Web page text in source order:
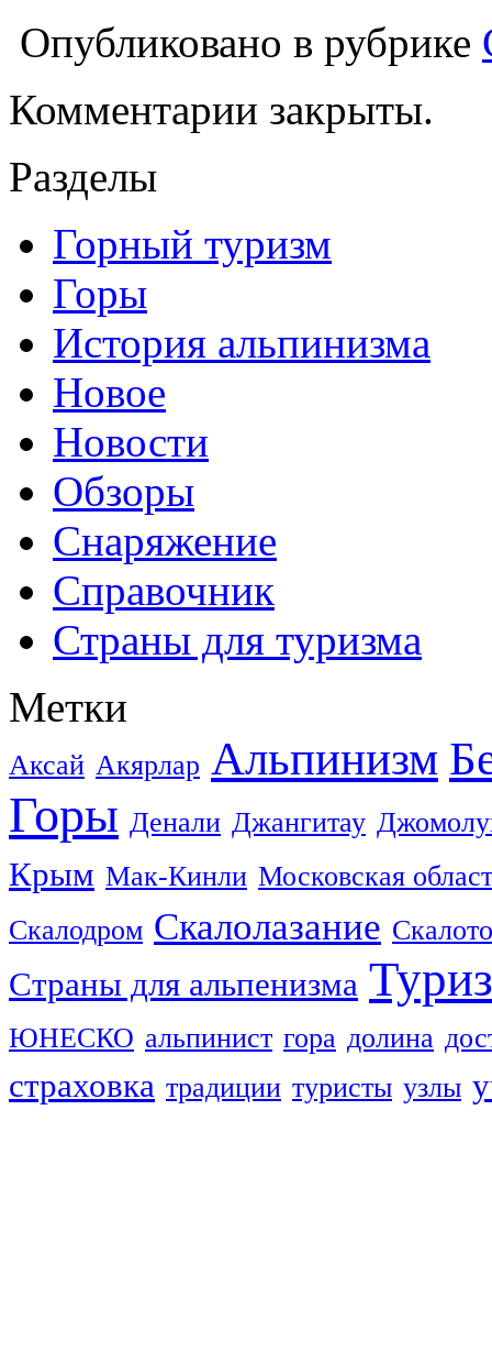
Опубликовано в рубрике
Комментарии закрыты.
Разделы
Горный туризм
Горы
История альпинизма
Новое
Новости
Обзоры
Снаряжение
Справочник
Страны для туризма
Метки
Аксай Акярлар Альпинизм
Горы Денали Джангитау
Крым Мак-Кинли Московская
Скалодром Скалолазание
Страны для альпенизма
ЮНЕСКО альпинист гора долина
страховка традиции туристы узлы